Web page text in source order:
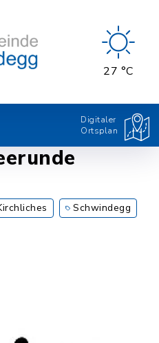
27 °C
Digitaler
Ortsplan
Schwindegg